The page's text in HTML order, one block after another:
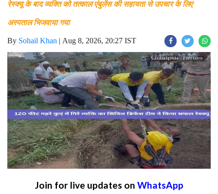
रेस्क्यू के बाद व्यक्ति को तत्काल एंबुलेंस की सहायता से उपचार के लिए
अस्पताल भिजवाया गया
By Sohail Khan | Aug 8, 2026, 20:27 IST
Join for live updates on WhatsApp